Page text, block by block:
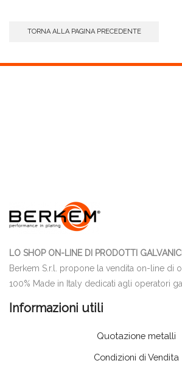
TORNA ALLA PAGINA PRECEDENTE
LO SHOP ON-LINE DI PRODOTTI
Berkem S.r.l. propone la vendita on-line di
100% Made in Italy dedicati agli operatori
Informazioni utili
Quotazione metalli
Condizioni di Vendita